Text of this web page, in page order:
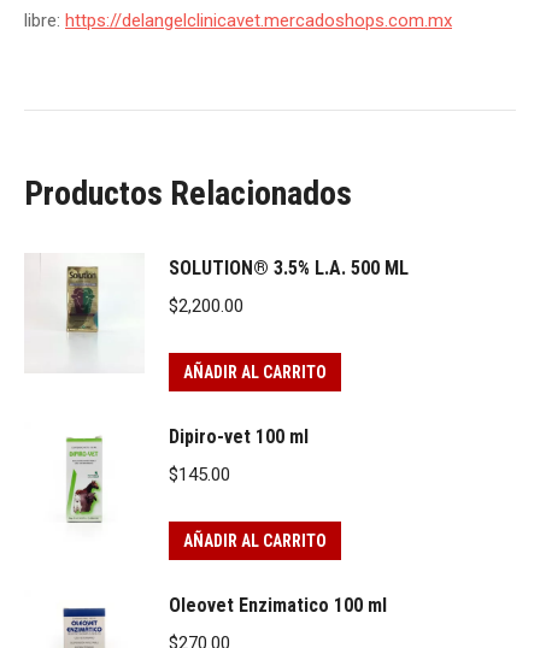
libre: https://delangelclinicavet.mercadoshops.com.mx
Productos Relacionados
SOLUTION® 3.5% L.A. 500 ML
$2,200.00
AÑADIR AL CARRITO
Dipiro-vet 100 ml
$145.00
AÑADIR AL CARRITO
Oleovet Enzimatico 100 ml
$270.00